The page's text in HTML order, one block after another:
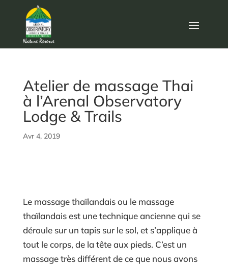
Atelier de massage Thai
à l’Arenal Observatory
Lodge & Trails
Avr 4, 2019
Le massage thaïlandais ou le massage
thaïlandais est une technique ancienne qui se
déroule sur un tapis sur le sol, et s’applique à
tout le corps, de la tête aux pieds. C’est un
massage très différent de ce que nous avons